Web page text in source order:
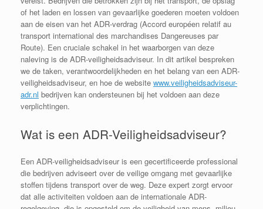
of het laden en lossen van gevaarlijke goederen moeten voldoen
aan de eisen van het ADR-verdrag (Accord européen relatif au
transport international des marchandises Dangereuses par
Route). Een cruciale schakel in het waarborgen van deze
naleving is de ADR-veiligheidsadviseur. In dit artikel bespreken
we de taken, verantwoordelijkheden en het belang van een ADR-
veiligheidsadviseur, en hoe de website www.veiligheidsadviseur-
adr.nl bedrijven kan ondersteunen bij het voldoen aan deze
verplichtingen.
Wat is een ADR-Veiligheidsadviseur?
Een ADR-veiligheidsadviseur is een gecertificeerde professional
die bedrijven adviseert over de veilige omgang met gevaarlijke
stoffen tijdens transport over de weg. Deze expert zorgt ervoor
dat alle activiteiten voldoen aan de internationale ADR-